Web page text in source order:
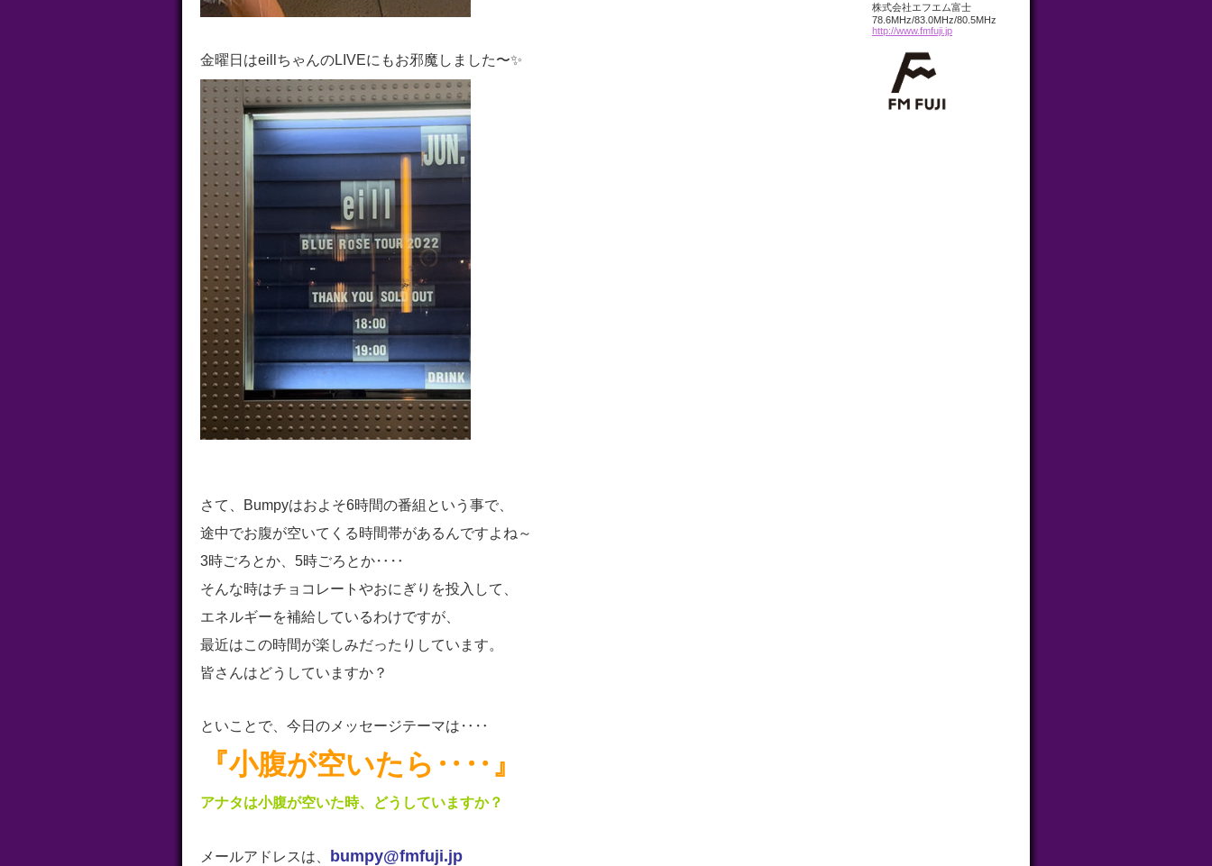
金曜日はeillちゃんのLIVEにもお邪魔しました〜✨
さて、Bumpyはおよそ6時間の番組という事で、
途中でお腹が空いてくる時間帯があるんですよね～
3時ごろとか、5時ごろとか‥‥
そんな時はチョコレートやおにぎりを投入して、
エネルギーを補給しているわけですが、
最近はこの時間が楽しみだったりしています。
皆さんはどうしていますか？
といことで、今日のメッセージテーマは‥‥
『小腹が空いたら‥‥』
アナタは小腹が空いた時、どうしていますか？
メールアドレスは、 bumpy@fmfuji.jp
株式会社エフエム富士
78.6MHz/83.0MHz/80.5MHz
http://www.fmfuji.jp